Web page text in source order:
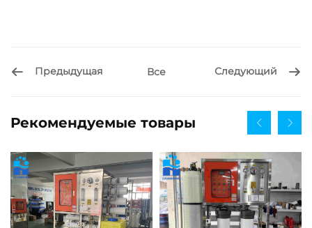
Предыдущая Все Следующий
Рекомендуемые товары